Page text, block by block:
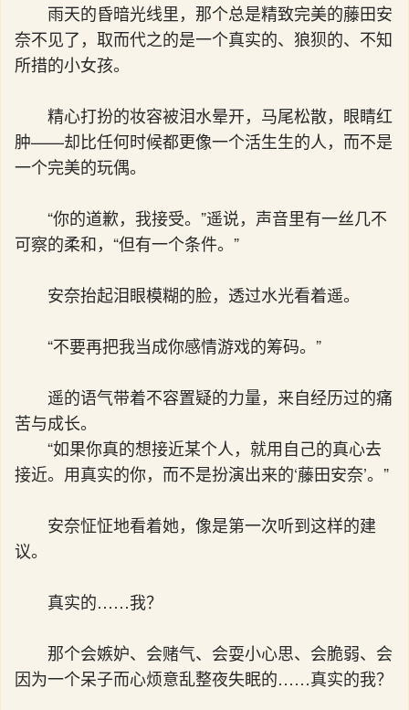
雨天的昏暗光线里，那个总是精致完美的藤田安
奈不见了，取而代之的是一个真实的、狼狈的、不知
所措的小女孩。
精心打扮的妆容被泪水晕开，马尾松散，眼睛红
肿——却比任何时候都更像一个活生生的人，而不是
一个完美的玩偶。
“你的道歉，我接受。”遥说，声音里有一丝几不
可察的柔和，“但有一个条件。”
安奈抬起泪眼模糊的脸，透过水光看着遥。
“不要再把我当成你感情游戏的筹码。”
遥的语气带着不容置疑的力量，来自经历过的痛
苦与成长。
“如果你真的想接近某个人，就用自己的真心去
接近。用真实的你，而不是扮演出来的‘藤田安奈’。”
安奈怔怔地看着她，像是第一次听到这样的建
议。
真实的……我？
那个会嫉妒、会赌气、会耍小心思、会脆弱、会
因为一个呆子而心烦意乱整夜失眠的……真实的我？